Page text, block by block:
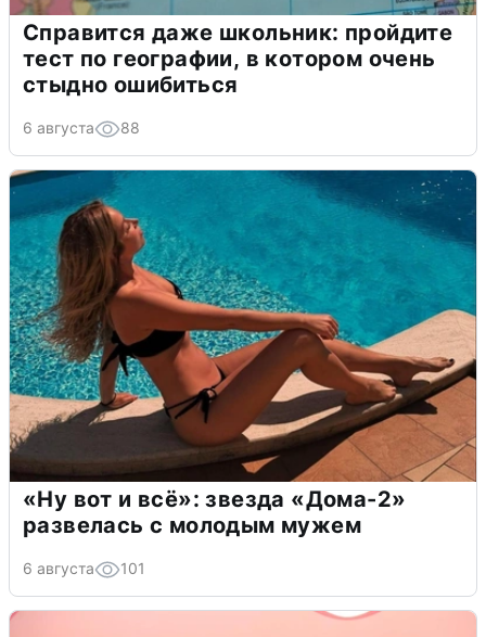
Справится даже школьник: пройдите
тест по географии, в котором очень
стыдно ошибиться
6 августа 88
«Ну вот и всё»: звезда «Дома-2»
развелась с молодым мужем
6 августа 101